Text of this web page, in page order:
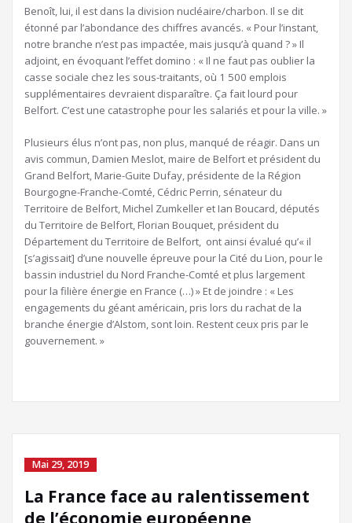
Benoît, lui, il est dans la division nucléaire/charbon. Il se dit
étonné par l’abondance des chiffres avancés. « Pour l’instant,
notre branche n’est pas impactée, mais jusqu’à quand ? » Il
adjoint, en évoquant l’effet domino : « Il ne faut pas oublier la
casse sociale chez les sous-traitants, où 1 500 emplois
supplémentaires devraient disparaître. Ça fait lourd pour
Belfort. C’est une catastrophe pour les salariés et pour la ville. »
Plusieurs élus n’ont pas, non plus, manqué de réagir. Dans un
avis commun, Damien Meslot, maire de Belfort et président du
Grand Belfort, Marie-Guite Dufay, présidente de la Région
Bourgogne-Franche-Comté, Cédric Perrin, sénateur du
Territoire de Belfort, Michel Zumkeller et Ian Boucard, députés
du Territoire de Belfort, Florian Bouquet, président du
Département du Territoire de Belfort, ont ainsi évalué qu’« il
[s’agissait] d’une nouvelle épreuve pour la Cité du Lion, pour le
bassin industriel du Nord Franche-Comté et plus largement
pour la filière énergie en France (…) » Et de joindre : « Les
engagements du géant américain, pris lors du rachat de la
branche énergie d’Alstom, sont loin. Restent ceux pris par le
gouvernement. »
Mai 29, 2019
La France face au ralentissement
de l’économie européenne